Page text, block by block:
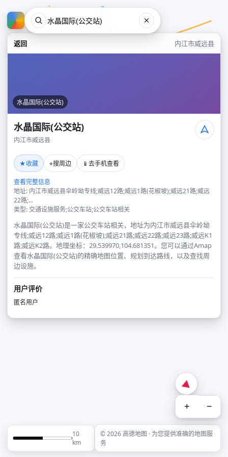
返回 内江市威远县
水晶国际(公交站)
水晶国际(公交站)
内江市威远县
★收藏 ⌖搜周边 📱 去手机查看
查看完整信息
地址: 内江市威远县伞岭坳专线;威远12路;威远1路(花椒坡);威远21路;威远
22路;...
类型: 交通设施服务;公交车站;公交车站相关
水晶国际(公交站)是一家公交车站相关，地址为内江市威远县伞岭坳
专线;威远12路;威远1路(花椒坡);威远21路;威远22路;威远23路;威远K1
路;威远K2路。地理坐标：29.539970,104.681351。您可以通过Amap
查看水晶国际(公交站)的精确地图位置、规划到达路线，以及查找周
边设施。
用户评价
匿名用户
+ −
10
km
© 2026 高德地图 · 为您提供准确的地图服
务